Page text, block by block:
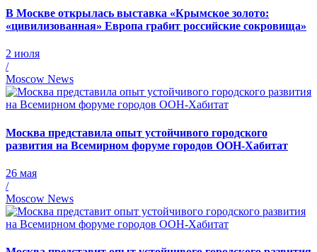
В Москве открылась выставка «Крымское золото:
«цивилизованная» Европа грабит российские сокровища»
2 июля
/
Moscow News
Москва представила опыт устойчивого городского
развития на Всемирном форуме городов ООН-Хабитат
26 мая
/
Moscow News